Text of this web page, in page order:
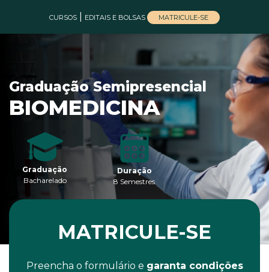
CURSOS EDITAIS E BOLSAS MATRICULE-SE
Graduação Semipresencial
BIOMEDICINA
Graduação
Bacharelado
Duração
8 Semestres
MATRICULE-SE
Preencha o formulário e garanta condições